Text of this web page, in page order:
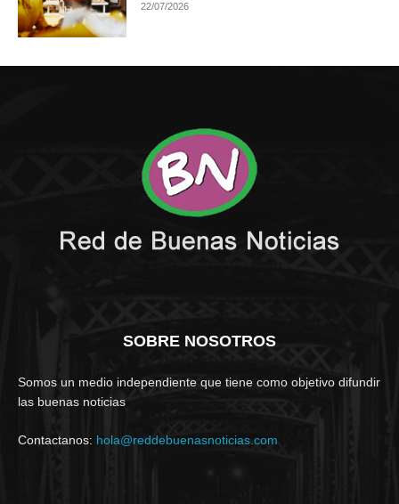
22/07/2026
SOBRE NOSOTROS
Somos un medio independiente que tiene como objetivo difundir
las buenas noticias
Contactanos: hola@reddebuenasnoticias.com